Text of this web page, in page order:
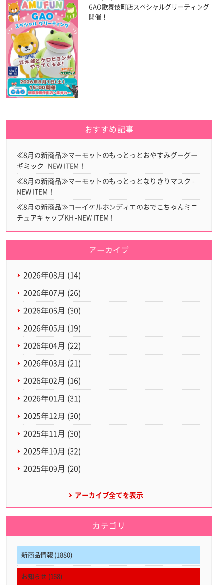
GAO歌舞伎町店スペシャルグリーティング
開催！
おすすめ記事
≪8月の新商品≫マーモットのもっとっとおやすみグーグー
ギミック -NEW ITEM！
≪8月の新商品≫マーモットのもっとっとなりきりマスク -
NEW ITEM！
≪8月の新商品≫コーイケルホンディエのおでこちゃんミニ
チュアキャップKH -NEW ITEM！
アーカイブ
2026年08月 (14)
2026年07月 (26)
2026年06月 (30)
2026年05月 (19)
2026年04月 (22)
2026年03月 (21)
2026年02月 (16)
2026年01月 (31)
2025年12月 (30)
2025年11月 (30)
2025年10月 (32)
2025年09月 (20)
アーカイブ全てを表示
カテゴリ
新商品情報 (1880)
お知らせ (168)